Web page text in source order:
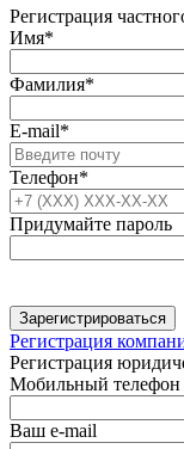
Регистрация
Имя*
Фамилия*
E-mail*
Телефон*
Придумайте пароль
Зарегистрироваться
Регистрация
Регистрация
Мобильный телефон
Ваш e-mail